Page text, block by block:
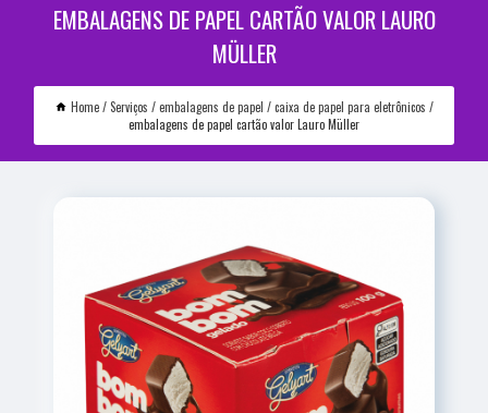
EMBALAGENS DE PAPEL CARTÃO VALOR LAURO
MÜLLER
Home Serviços embalagens de papel
caixa de papel para eletrônicos
embalagens de papel cartão valor Lauro Müller